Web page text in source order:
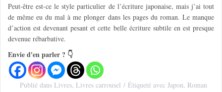
Peut-être est-ce le style particulier de l’écriture japonaise, mais j’ai tout
de même eu du mal à me plonger dans les pages du roman. Le manque
d’action est devenant pesant et cette belle écriture subtile en est presque
devenue rébarbative.
Envie d'en parler ? 👇
Publié dans Livres, Livres carrousel Étiqueté avec Japon, Roman